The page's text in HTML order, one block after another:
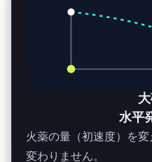
体を研究対象にし
ス」という学問も
技術の登場が、そ
から変えてしまう
れる真の理由は、
い。彼は生涯をか
考の迷宮をさまよ
たんじゃ。
水平
火薬の量（初速度）を
変わりません。